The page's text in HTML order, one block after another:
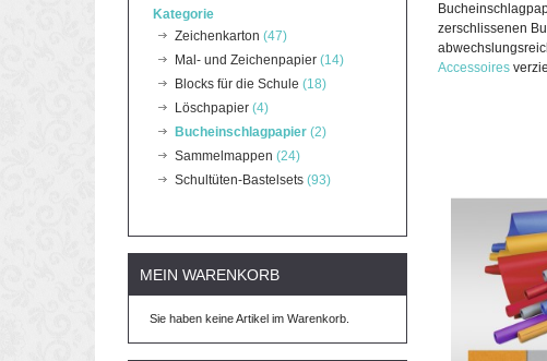
Kategorie
Zeichenkarton (47)
Mal- und Zeichenpapier (14)
Blocks für die Schule (18)
Löschpapier (4)
Bucheinschlagpapier (2)
Sammelmappen (24)
Schultüten-Bastelsets (93)
MEIN WARENKORB
Sie haben keine Artikel im Warenkorb.
zerschlissenen
Accessoires